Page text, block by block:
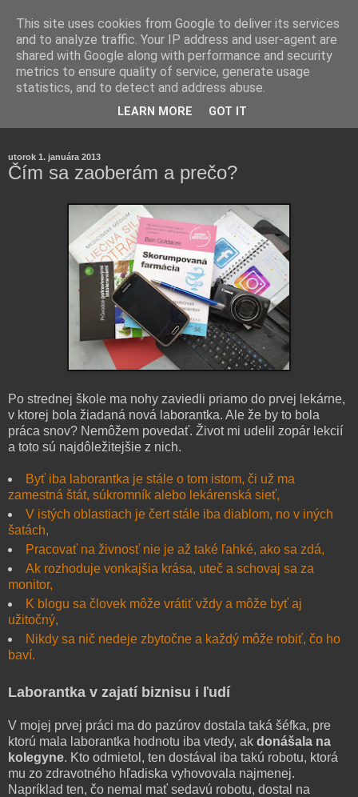
rozoberá témy o zdraví, živote a všetko možné.
utorok 1. januára 2013
Čím sa zaoberám a prečo?
Po strednej škole ma nohy zaviedli priamo do prvej lekárne,
v ktorej bola žiadaná nová laborantka. Ale že by to bola
práca snov? Nemôžem povedať. Život mi udelil zopár lekcií
a toto sú najdôležitejšie z nich.
Byť iba laborantka je stále o tom istom, či už ma
zamestná štát, súkromník alebo lekárenská sieť,
V istých oblastiach je čert stále iba diablom, no v iných
šatách,
Pracovať na živnosť nie je až také ľahké, ako sa zdá,
Ak rozhoduje vonkajšia krása, uteč a schovaj sa za
monitor,
K blogu sa človek môže vrátiť vždy a môže byť aj
užitočný,
Nikdy sa nič nedeje zbytočne a každý môže robiť, čo ho
baví.
Laborantka v zajatí biznisu i ľudí
V mojej prvej práci ma do pazúrov dostala taká šéfka, pre
ktorú mala laborantka hodnotu iba vtedy, ak donášala na
kolegyne. Kto odmietol, ten dostával iba takú robotu, ktorá
mu zo zdravotného hľadiska vyhovovala najmenej.
Napríklad ten, čo nemal mať sedavú robotu, dostal na
This site uses cookies from Google to deliver its services
and to analyze traffic. Your IP address and user-agent are
shared with Google along with performance and security
metrics to ensure quality of service, generate usage
statistics, and to detect and address abuse.
LEARN MORE GOT IT